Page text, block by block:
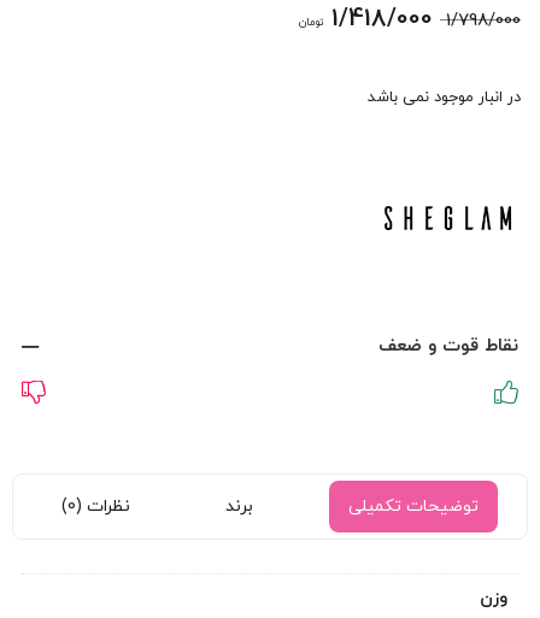
1/798/000 قیمت
1/418/000 تومانقیمت
در انبار موجود نمی باشد
نقاط قوت و ضعف
توضیحات تکمیلی برند نظرات (0)
وزن